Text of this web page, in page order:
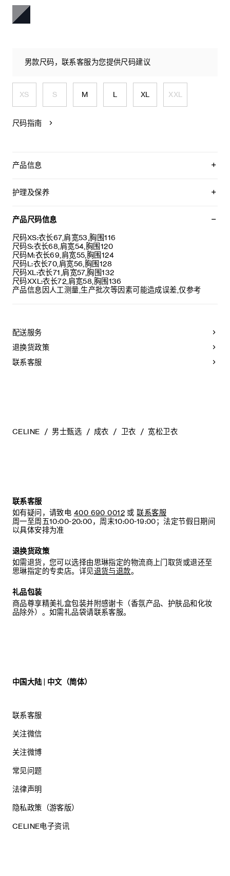
男款尺码，联系客服为您提供尺码建议
XS S M L XL XXL
尺码指南
产品信息
TRIOMPHE刺绣
罗纹饰边
编号：RY0GA670Q.09GN
护理及保养
仅使用不含漂白剂的洗衣产品。
悬挂晾干，无需脱水。
最高熨烫温度：110°C / 230°F
不可使用蒸汽。
不可干洗。
产品尺码信息
尺码XS:衣长67,肩宽53,胸围116
尺码S:衣长68,肩宽54,胸围120
尺码M:衣长69,肩宽55,胸围124
尺码L:衣长70,肩宽56,胸围128
尺码XL:衣长71,肩宽57,胸围132
尺码XXL:衣长72,肩宽58,胸围136
产品信息因人工测量,生产批次等因素可能造成误差,仅参考
配送服务
退换货政策
联系客服
CELINE 男士甄选 成衣 卫衣 宽松卫衣
联系客服
如有疑问，请致电 400 690 0012 或 联系客服
周一至周五10:00-20:00，周末10:00-19:00；法定节假日期间
以具体安排为准
退换货政策
如需退货，您可以选择由思琳指定的物流商上门取货或退还至
思琳指定的专卖店。详见退货与退款。
礼品包装
商品尊享精美礼盒包装并附感谢卡（香氛产品、护肤品和化妆
品除外）。如需礼品袋请联系客服。
中国大陆 | 中文（简体）
联系客服
关注微信
关注微博
常见问题
法律声明
隐私政策（游客版）
CELINE电子资讯